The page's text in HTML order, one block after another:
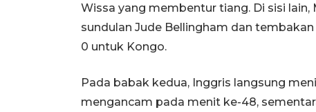
Wissa yang membentur tiang. Di sisi
sundulan Jude Bellingham dan
0 untuk Kongo.
Pada babak kedua, Inggris langsung
mengancam pada menit ke-48,